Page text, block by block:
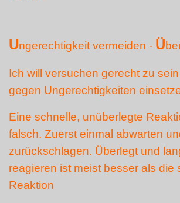
Ungerechtigkeit vermeiden - Ü
Ich will versuchen gerecht zu
gegen Ungerechtigkeiten
Eine schnelle, unüberlegte
falsch. Zuerst einmal abwarten
zurückschlagen. Überlegt und
reagieren ist meist besser als die
Reaktion